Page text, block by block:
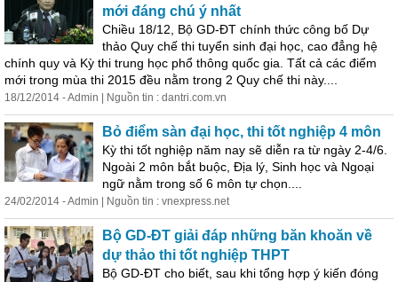
mới đáng chú ý nhất
Chiều 18/12, Bộ GD-ĐT chính thức công bố Dự
thảo Quy chế thi tuyển sinh đại học, cao đẳng hệ
chính quy và Kỳ thi trung học phổ thông quốc gia. Tất cả các điểm
mới trong mùa thi 2015 đều nằm trong 2 Quy chế thi này....
18/12/2014 - Admin | Nguồn tin : dantri.com.vn
Bỏ điểm sàn đại học, thi tốt nghiệp 4 môn
Kỳ thi tốt nghiệp năm nay sẽ diễn ra từ ngày 2-4/6.
Ngoài 2 môn bắt buộc, Địa lý, Sinh học và Ngoại
ngữ nằm trong số 6 môn tự chọn....
24/02/2014 - Admin | Nguồn tin : vnexpress.net
Bộ GD-ĐT giải đáp những băn khoăn về
dự thảo thi tốt nghiệp THPT
Bộ GD-ĐT cho biết, sau khi tổng hợp ý kiến đóng